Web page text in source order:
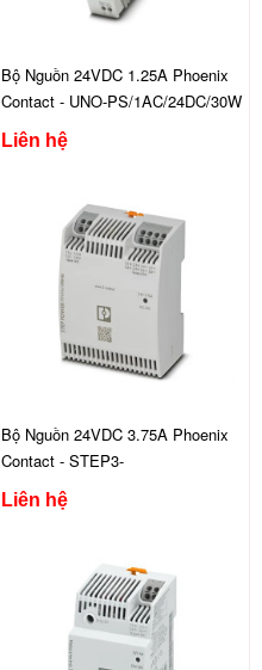
Bộ Nguồn 24VDC 1.25A Phoenix
Contact - UNO-PS/1AC/24DC/30W
Liên hệ
Bộ Nguồn 24VDC 3.75A Phoenix
Contact - STEP3-
PS/1AC/24DC/3.75/PT/FL
Liên hệ